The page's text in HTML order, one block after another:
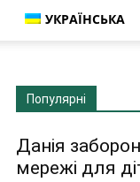
УКРАЇНСЬКА
Популярні
Данія
мережі для